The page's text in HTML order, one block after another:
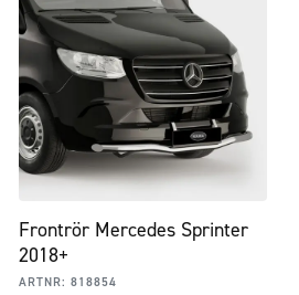
Frontrör Mercedes Sprinter
2018+
ARTNR: 818854